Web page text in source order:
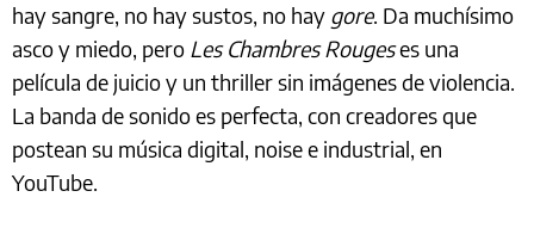
hay sangre, no hay sustos, no hay gore. Da muchísimo
asco y miedo, pero Les Chambres Rougeses una
película de juicio y un thriller sin imágenes de violencia.
La banda de sonido es perfecta, con creadores que
postean su música digital, noise e industrial, en
YouTube.